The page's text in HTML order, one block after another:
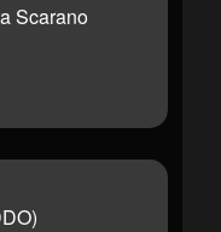
Scarano